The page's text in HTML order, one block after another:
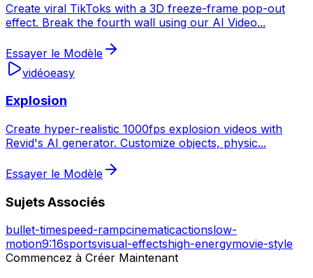
Create viral TikToks with a 3D freeze-frame pop-out
effect. Break the fourth wall using our AI Video...
Essayer le Modèle
vidéoeasy
Explosion
Create hyper-realistic 1000fps explosion videos with
Revid's AI generator. Customize objects, physic...
Essayer le Modèle
Sujets Associés
bullet-timespeed-rampcinematicactionslow-
motion9:16sportsvisual-effectshigh-energymovie-style
Commencez à Créer Maintenant